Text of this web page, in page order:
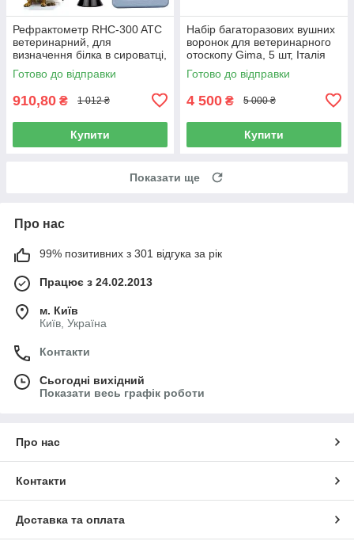
Рефрактометр RHC-300 ATC
ветеринарний, для
визначення білка в сироватці,
плазмі. сечі
Готово до відправки
910,80 ₴ 1 012 ₴
Купити
Набір багаторазових вушних
воронок для ветеринарного
отоскопу Gima, 5 шт, Італія
Готово до відправки
4 500 ₴ 5 000 ₴
Купити
Показати ще
Про нас
99% позитивних з 301 відгука за рік
Працює з 24.02.2013
м. Київ
Київ, Україна
Контакти
Сьогодні вихідний
Показати весь графік роботи
Про нас
Контакти
Доставка та оплата